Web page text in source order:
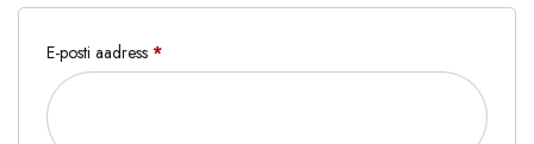
E-posti aadress *